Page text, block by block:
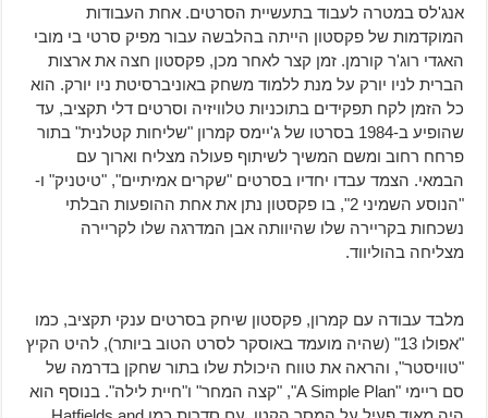
אנג'לס במטרה לעבוד בתעשיית הסרטים. אחת העבודות
המוקדמות של פקסטון הייתה בהלבשה עבור מפיק סרטי בי מובי
האגדי רוג'ר קורמן. זמן קצר לאחר מכן, פקסטון חצה את ארצות
הברית לניו יורק על מנת ללמוד משחק באוניברסיטת ניו יורק. הוא
כל הזמן לקח תפקידים בתוכניות טלוויזיה וסרטים דלי תקציב, עד
שהופיע ב-1984 בסרטו של ג'יימס קמרון "שליחות קטלנית" בתור
פרחח רחוב ומשם המשיך לשיתוף פעולה מצליח וארוך עם
הבמאי. הצמד עבדו יחדיו בסרטים "שקרים אמיתיים", "טיטניק" ו-
"הנוסע השמיני 2", בו פקסטון נתן את אחת ההופעות הבלתי
נשכחות בקריירה שלו שהיוותה אבן המדרגה שלו לקריירה
מצליחה בהוליווד.
מלבד עבודה עם קמרון, פקסטון שיחק בסרטים ענקי תקציב, כמו
"אפולו 13" (שהיה מועמד באוסקר לסרט הטוב ביותר), להיט הקיץ
"טוויסטר", והראה את טווח היכולת שלו בתור שחקן בדרמה של
סם ריימי "A Simple Plan", "קצה המחר" ו"חיית לילה". בנוסף הוא